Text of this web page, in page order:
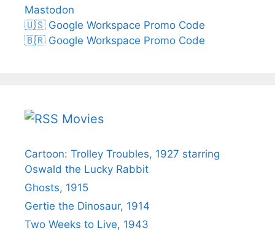
Mastodon
🇺🇸 Google Workspace Promo Code
🇧🇷 Google Workspace Promo Code
Movies
Cartoon: Trolley Troubles, 1927 starring
Oswald the Lucky Rabbit
Ghosts, 1915
Gertie the Dinosaur, 1914
Two Weeks to Live, 1943